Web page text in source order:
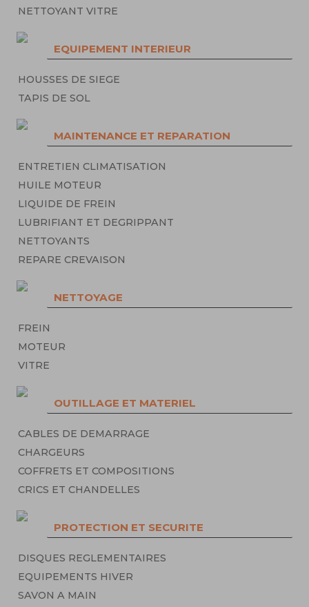
NETTOYANT VITRE
EQUIPEMENT INTERIEUR
HOUSSES DE SIEGE
TAPIS DE SOL
MAINTENANCE ET REPARATION
ENTRETIEN CLIMATISATION
HUILE MOTEUR
LIQUIDE DE FREIN
LUBRIFIANT ET DEGRIPPANT
NETTOYANTS
REPARE CREVAISON
NETTOYAGE
FREIN
MOTEUR
VITRE
OUTILLAGE ET MATERIEL
CABLES DE DEMARRAGE
CHARGEURS
COFFRETS ET COMPOSITIONS
CRICS ET CHANDELLES
PROTECTION ET SECURITE
DISQUES REGLEMENTAIRES
EQUIPEMENTS HIVER
SAVON A MAIN